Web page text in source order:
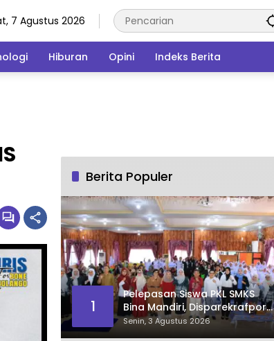
7 Agustus 2026
Hiburan Opini Indeks Berita
Berita Populer
1
Pelepasan Siswa PKL SMKS
Bina Mandiri, Disparekrafpora
Dorong Lahirnya SDM
Pariwisata Unggul
Senin, 3 Agustus 2026